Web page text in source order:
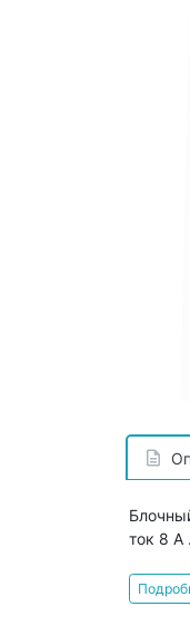
ток 8 А .